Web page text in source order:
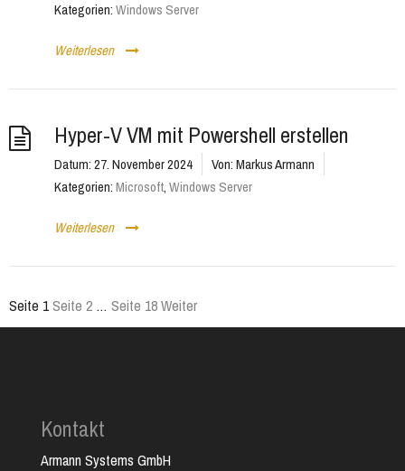
Kategorien:Windows Server
Weiterlesen
Hyper-V VM mit Powershell erstellen
Datum:27. November 2024 Von:Markus Armann
Kategorien:Microsoft,Windows Server
Weiterlesen
Seitennummerierung
Seite 1Seite 2 … Seite 18Weiter
Kontakt
Armann Systems GmbH